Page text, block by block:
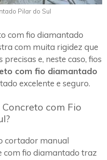
Pilar do Sul
com fio diamantado
com muita rigidez que
e, neste caso, fios
com fio diamantado
excelente e seguro.
com Fio
cortador manual
com fio diamantado traz